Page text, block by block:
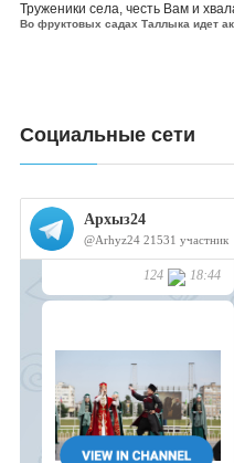
Труженики села, честь Вам и
Во фруктовых садах Таллыка идет
Социальные сети